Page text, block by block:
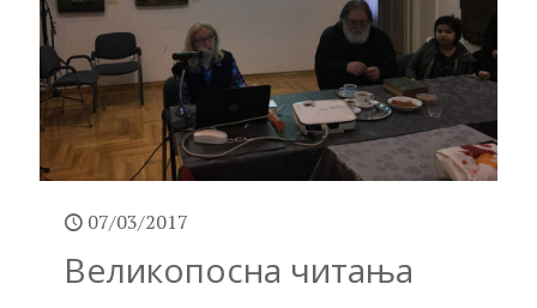
07/03/2017
Великопосна читања